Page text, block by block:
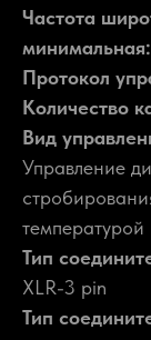
Частота
минимальная:
Протокол
Количество
Вид
Управление
температурой
Тип
XLR-3 pin
Тип